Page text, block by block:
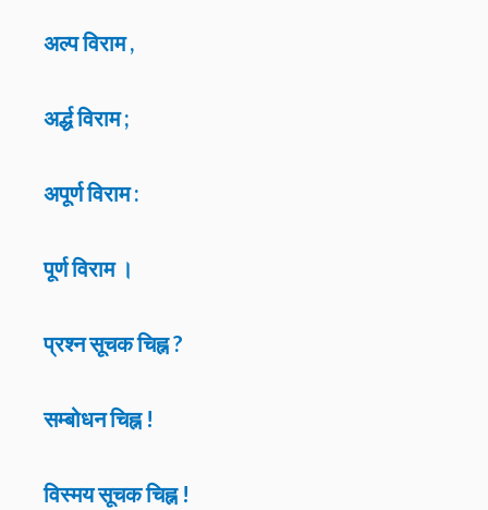
अल्प विराम ,
अर्द्ध विराम ;
अपूर्ण विराम :
पूर्ण विराम ।
प्रश्न सूचक चिह्न ?
सम्बोधन चिह्न !
विस्मय सूचक चिह्न !